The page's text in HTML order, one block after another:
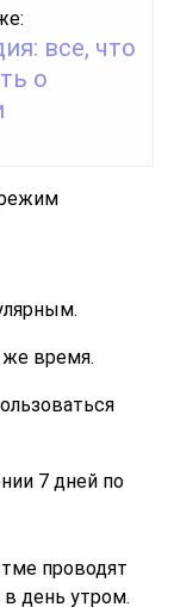
все, что
о
же время.
7 дней по
проводят
в день утром.